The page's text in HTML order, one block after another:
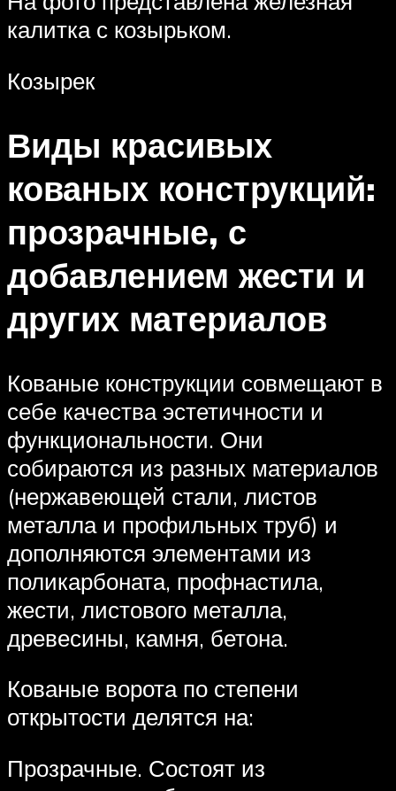
калитка с козырьком.
Козырек
Виды красивых
кованых конструкций:
прозрачные, с
добавлением жести и
других материалов
Кованые конструкции совмещают в
себе качества эстетичности и
функциональности. Они
собираются из разных материалов
(нержавеющей стали, листов
металла и профильных труб) и
дополняются элементами из
поликарбоната, профнастила,
жести, листового металла,
древесины, камня, бетона.
Кованые ворота по степени
открытости делятся на:
Прозрачные. Состоят из